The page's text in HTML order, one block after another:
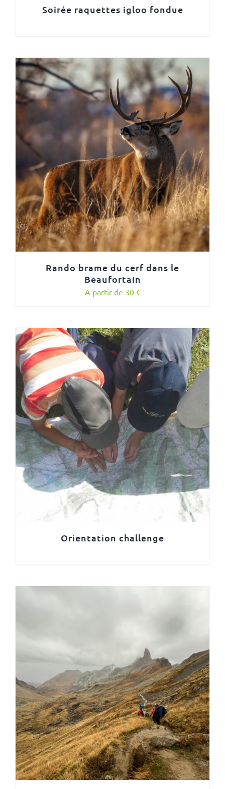
Soirée raquettes igloo fondue
Rando brame du cerf dans le
Beaufortain
A partir de 30 €
Orientation challenge